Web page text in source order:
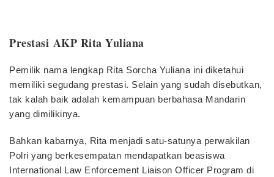
Prestasi AKP Rita Yuliana
Pemilik nama lengkap Rita Sorcha Yuliana ini diketahui
memiliki segudang prestasi. Selain yang sudah disebutkan,
tak kalah baik adalah kemampuan berbahasa Mandarin
yang dimilikinya.
Bahkan kabarnya, Rita menjadi satu-satunya perwakilan
Polri yang berkesempatan mendapatkan beasiswa
International Law Enforcement Liaison Officer Program di